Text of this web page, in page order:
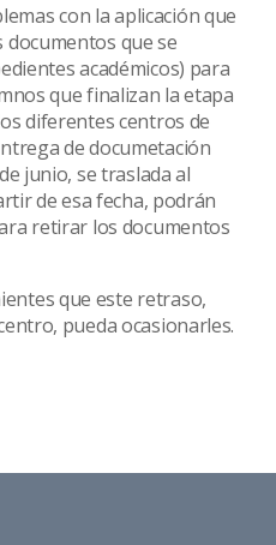
con la aplicación que
que se
académicos) para
que finalizan la etapa
diferentes centros de
de documetación
junio, se traslada al
de esa fecha, podrán
retirar los documentos
que este retraso,
pueda ocasionarles.